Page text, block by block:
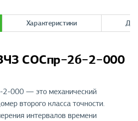
Характеристики
СОСпр−2б−2−000
000 — это механический
второго класса точности.
интервалов времени